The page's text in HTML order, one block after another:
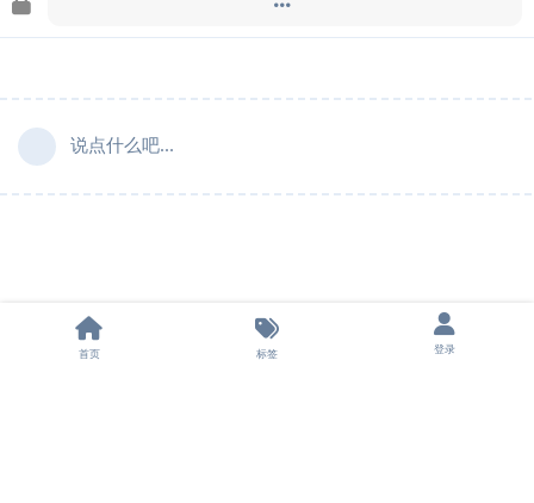
说点什么吧...
首页 标签 登录